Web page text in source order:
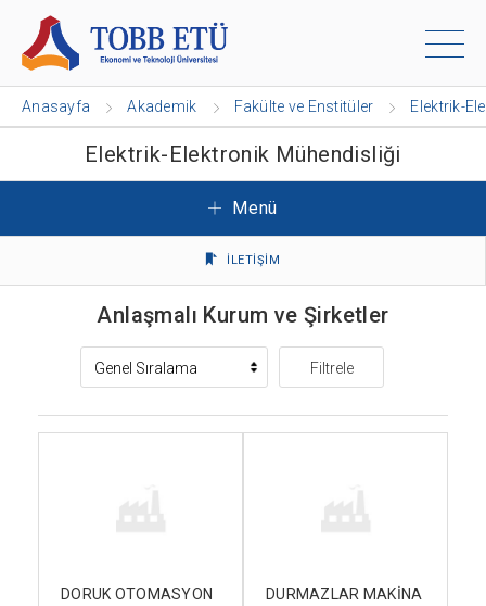
Anasayfa Akademik Fakülte ve Enstitüler Elektrik-
Elektrik-Elektronik Mühendisliği
Menü
İLETİŞİM
Anlaşmalı Kurum ve Şirketler
Filtrele
DORUK OTOMASYON
DURMAZLAR MAKİNA